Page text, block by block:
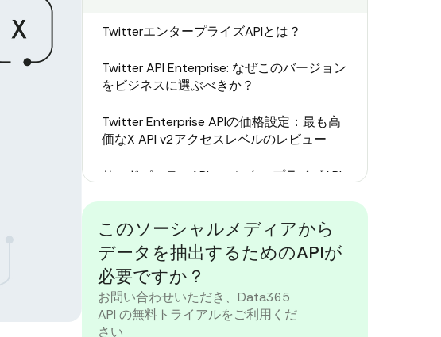
TwitterエンタープライズAPIとは？
Twitter API Enterprise: なぜこのバージョン
をビジネスに選ぶべきか？
Twitter Enterprise APIの価格設定：最も高
価なX API v2アクセスレベルのレビュー
サードパーティAPI：エンタープライズAPI
エンタープライズTwitter APIまたは代替手
段はどちらですか？
このソーシャルメディアから
データを抽出するためのAPIが
必要ですか？
お問い合わせいただき、Data365
API の無料トライアルをご利用くだ
さい